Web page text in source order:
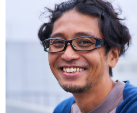
YUYA IWASAKI , una
propuesta que se aparta de lo
convencional.
El
, el
de Japón
SITIO DE LA MARCA CROWD